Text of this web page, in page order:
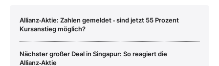
Allianz‑Aktie: Zahlen gemeldet ‑ sind jetzt 55 Prozent
Kursanstieg möglich?
Nächster großer Deal in Singapur: So reagiert die
Allianz‑Aktie